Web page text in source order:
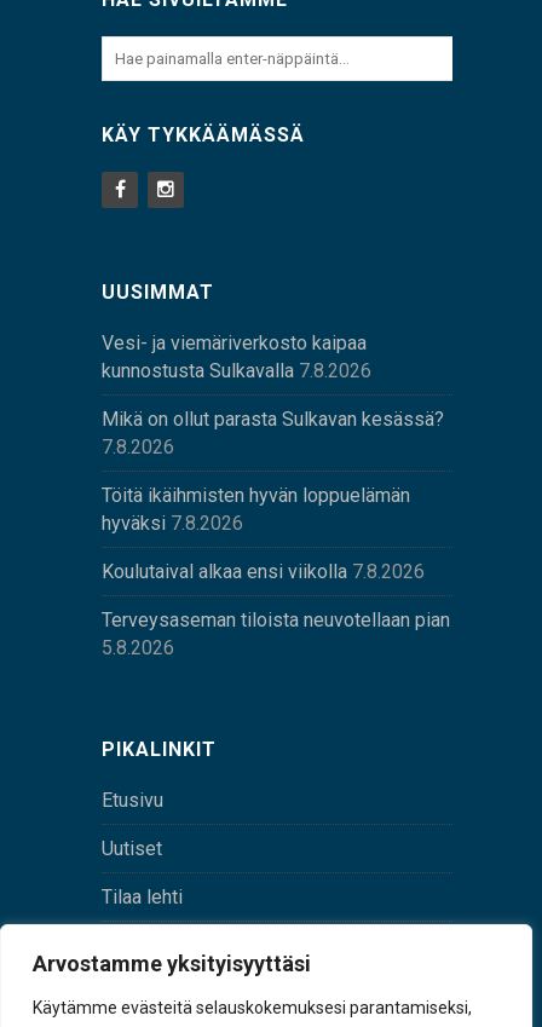
Arvostamme yksityisyyttäsi
Käytämme evästeitä selauskokemuksesi parantamiseksi,
KÄY TYKKÄÄMÄSSÄ
UUSIMMAT
Vesi- ja viemäriverkosto kaipaa
kunnostusta Sulkavalla 7.8.2026
Mikä on ollut parasta Sulkavan kesässä?
7.8.2026
Töitä ikäihmisten hyvän loppuelämän
hyväksi 7.8.2026
Koulutaival alkaa ensi viikolla 7.8.2026
Terveysaseman tiloista neuvotellaan pian
5.8.2026
PIKALINKIT
Etusivu
Uutiset
Tilaa lehti